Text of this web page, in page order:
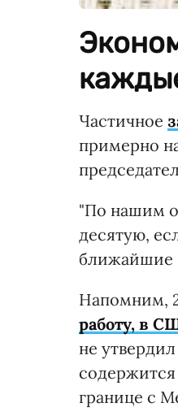
Частичное
примерно
"По нашим
десятую,
ближайшие
Напомним,
работу, в
не
границе с